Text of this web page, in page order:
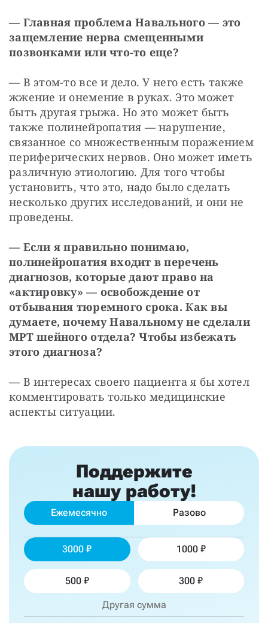
— Главная проблема Навального — это
защемление нерва смещенными
позвонками или что-то еще?
— В этом-то все и дело. У него есть также
жжение и онемение в руках. Это может
быть другая грыжа. Но это может быть
также полинейропатия — нарушение,
связанное со множественным поражением
периферических нервов. Оно может иметь
различную этиологию. Для того чтобы
установить, что это, надо было сделать
несколько других исследований, и они не
проведены.
— Если я правильно понимаю,
полинейропатия входит в перечень
диагнозов, которые дают право на
«актировку» — освобождение от
отбывания тюремного срока. Как вы
думаете, почему Навальному не сделали
МРТ шейного отдела? Чтобы избежать
этого диагноза?
— В интересах своего пациента я бы хотел
комментировать только медицинские
аспекты ситуации.
Поддержите
нашу работу!
Ежемесячно Разово
3000 1000
500 300